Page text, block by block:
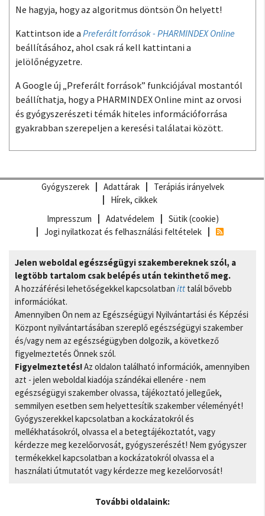
Ne hagyja, hogy az algoritmus döntsön Ön helyett!
Kattintson ide a Preferált források - PHARMINDEX Online
beállításához, ahol csak rá kell kattintani a
jelölőnégyzetre.
A Google új „Preferált források” funkciójával mostantól
beállíthatja, hogy a PHARMINDEX Online mint az orvosi
és gyógyszerészeti témák hiteles információforrása
gyakrabban szerepeljen a keresési találatai között.
Gyógyszerek Adattárak
Terápiás irányelvek
Hírek, cikkek
Impresszum
Adatvédelem
Sütik (cookie)
Jogi nyilatkozat és felhasználási feltételek
Jelen weboldal egészségügyi szakembereknek szól, a
legtöbb tartalom csak belépés után tekinthető meg.
A hozzáférési lehetőségekkel kapcsolatban itt talál bővebb
információkat.
Amennyiben Ön nem az Egészségügyi Nyilvántartási és Képzési
Központ nyilvántartásában szereplő egészségügyi szakember
és/vagy nem az egészségügyben dolgozik, a következő
figyelmeztetés Önnek szól.
Figyelmeztetés!Az oldalon található információk, amennyiben
azt - jelen weboldal kiadója szándékai ellenére - nem
egészségügyi szakember olvassa, tájékoztató jellegűek,
semmilyen esetben sem helyettesítik szakember véleményét!
Gyógyszerekkel kapcsolatban a kockázatokról és
mellékhatásokról, olvassa el a betegtájékoztatót, vagy
kérdezze meg kezelőorvosát, gyógyszerészét! Nem gyógyszer
termékekkel kapcsolatban a kockázatokról olvassa el a
használati útmutatót vagy kérdezze meg kezelőorvosát!
További oldalaink: